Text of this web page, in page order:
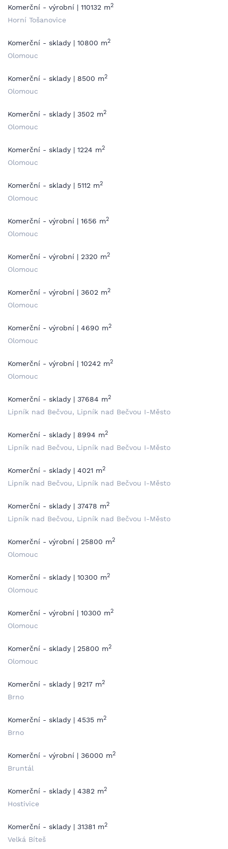
Komerční - výrobní | 110132 m2
Horní Tošanovice
Komerční - sklady | 10800 m2
Olomouc
Komerční - sklady | 8500 m2
Olomouc
Komerční - sklady | 3502 m2
Olomouc
Komerční - sklady | 1224 m2
Olomouc
Komerční - sklady | 5112 m2
Olomouc
Komerční - výrobní | 1656 m2
Olomouc
Komerční - výrobní | 2320 m2
Olomouc
Komerční - výrobní | 3602 m2
Olomouc
Komerční - výrobní | 4690 m2
Olomouc
Komerční - výrobní | 10242 m2
Olomouc
Komerční - sklady | 37684 m2
Lipník nad Bečvou, Lipník nad Bečvou I-Město
Komerční - sklady | 8994 m2
Lipník nad Bečvou, Lipník nad Bečvou I-Město
Komerční - sklady | 4021 m2
Lipník nad Bečvou, Lipník nad Bečvou I-Město
Komerční - sklady | 37478 m2
Lipník nad Bečvou, Lipník nad Bečvou I-Město
Komerční - výrobní | 25800 m2
Olomouc
Komerční - sklady | 10300 m2
Olomouc
Komerční - výrobní | 10300 m2
Olomouc
Komerční - sklady | 25800 m2
Olomouc
Komerční - sklady | 9217 m2
Brno
Komerční - sklady | 4535 m2
Brno
Komerční - výrobní | 36000 m2
Bruntál
Komerční - sklady | 4382 m2
Hostivice
Komerční - sklady | 31381 m2
Velká Bíteš